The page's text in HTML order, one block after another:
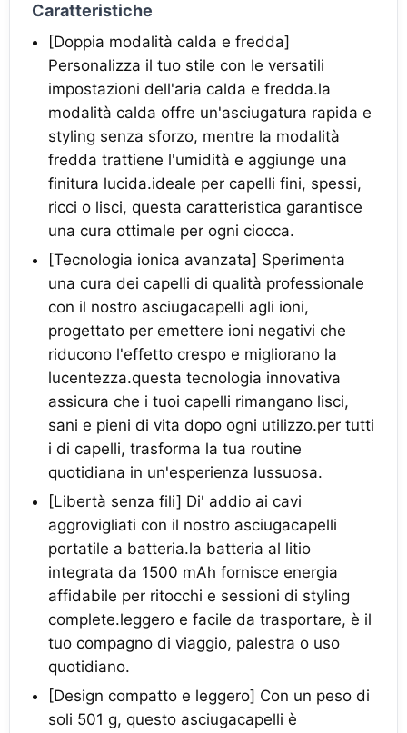
Caratteristiche
[Doppia modalità calda e fredda]
Personalizza il tuo stile con le versatili
impostazioni dell'aria calda e fredda.la
modalità calda offre un'asciugatura rapida e
styling senza sforzo, mentre la modalità
fredda trattiene l'umidità e aggiunge una
finitura lucida.ideale per capelli fini, spessi,
ricci o lisci, questa caratteristica garantisce
una cura ottimale per ogni ciocca.
[Tecnologia ionica avanzata] Sperimenta
una cura dei capelli di qualità professionale
con il nostro asciugacapelli agli ioni,
progettato per emettere ioni negativi che
riducono l'effetto crespo e migliorano la
lucentezza.questa tecnologia innovativa
assicura che i tuoi capelli rimangano lisci,
sani e pieni di vita dopo ogni utilizzo.per tutti
i di capelli, trasforma la tua routine
quotidiana in un'esperienza lussuosa.
[Libertà senza fili] Di' addio ai cavi
aggrovigliati con il nostro asciugacapelli
portatile a batteria.la batteria al litio
integrata da 1500 mAh fornisce energia
affidabile per ritocchi e sessioni di styling
complete.leggero e facile da trasportare, è il
tuo compagno di viaggio, palestra o uso
quotidiano.
[Design compatto e leggero] Con un peso di
soli 501 g, questo asciugacapelli è